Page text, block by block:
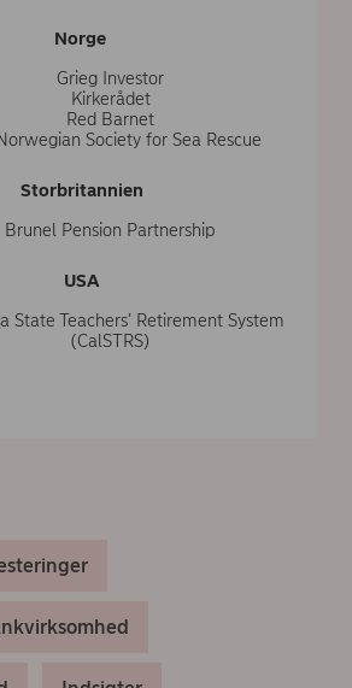
Norge
Grieg Investor
Kirkerådet
Red Barnet
Society for Sea Rescue
Storbritannien
Brunel Pension Partnership
USA
State Teachers’ Retirement System
(CalSTRS)